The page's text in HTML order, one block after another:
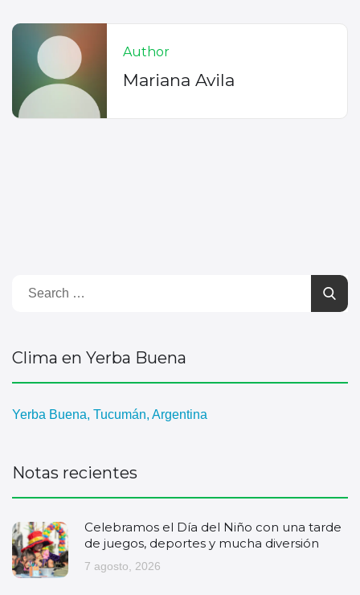
Author
Mariana Avila
Clima en Yerba Buena
Yerba Buena, Tucumán, Argentina
Notas recientes
Celebramos el Día del Niño con una tarde
de juegos, deportes y mucha diversión
7 agosto, 2026